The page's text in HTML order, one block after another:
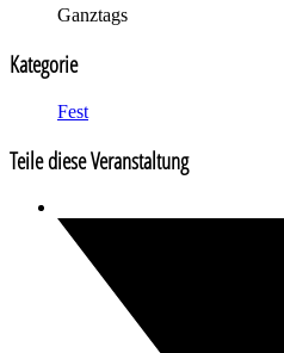
Ganztags
Kategorie
Fest
Teile diese Veranstaltung